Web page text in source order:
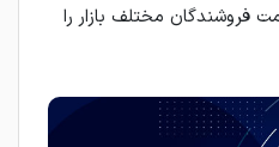
مختلف بازار را